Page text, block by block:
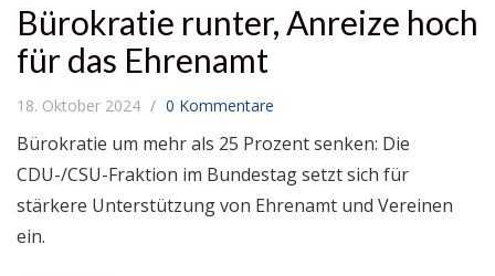
Bürokratie runter, Anreize hoch
für das Ehrenamt
18. Oktober 2024 0 Kommentare
Bürokratie um mehr als 25 Prozent senken: Die
CDU-/CSU-Fraktion im Bundestag setzt sich für
stärkere Unterstützung von Ehrenamt und Vereinen
ein.